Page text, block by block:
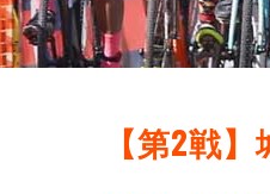
【第2戦